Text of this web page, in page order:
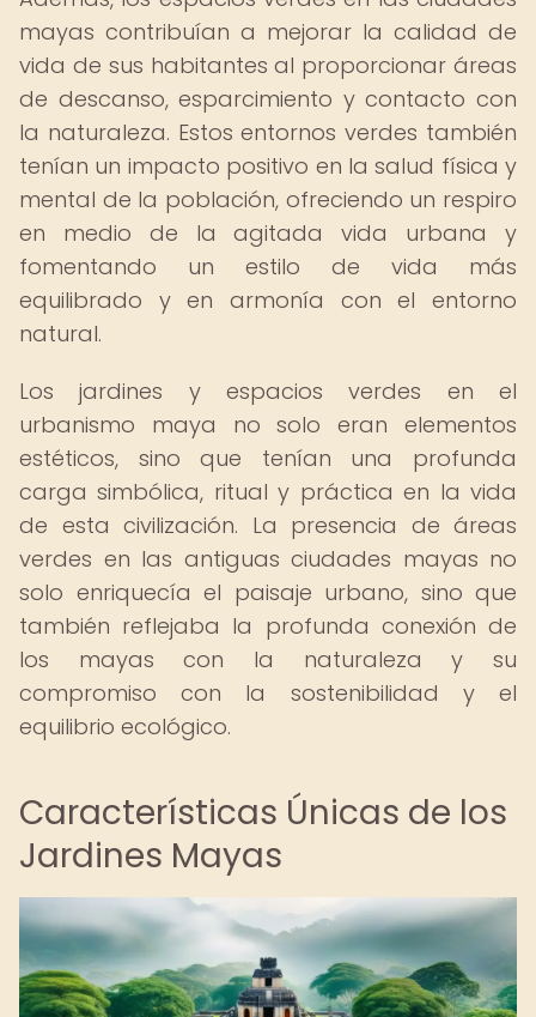
mayas contribuían a mejorar la calidad de
vida de sus habitantes al proporcionar áreas
de descanso, esparcimiento y contacto con
la naturaleza. Estos entornos verdes también
tenían un impacto positivo en la salud física y
mental de la población, ofreciendo un respiro
en medio de la agitada vida urbana y
fomentando un estilo de vida más
equilibrado y en armonía con el entorno
natural.
Los jardines y espacios verdes en el
urbanismo maya no solo eran elementos
estéticos, sino que tenían una profunda
carga simbólica, ritual y práctica en la vida
de esta civilización. La presencia de áreas
verdes en las antiguas ciudades mayas no
solo enriquecía el paisaje urbano, sino que
también reflejaba la profunda conexión de
los mayas con la naturaleza y su
compromiso con la sostenibilidad y el
equilibrio ecológico.
Características Únicas de los
Jardines Mayas